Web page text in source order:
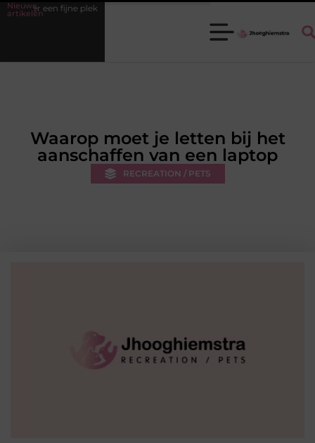
Nieuwe
artikelen
fijne plek Ledenbeheer op orde krijgen zonder extra werkdruk
Waarop moet je letten bij het
aanschaffen van een laptop
RECREATION / PETS